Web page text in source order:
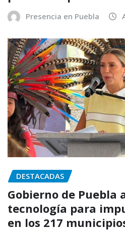
Presencia en Puebla
DESTACADAS
Gobierno de Puebla
tecnología para
en los 217